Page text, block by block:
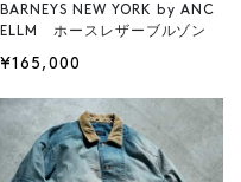
BARNEYS NEW YORK by ANC
ELLM ホースレザーブルゾン
¥165,000